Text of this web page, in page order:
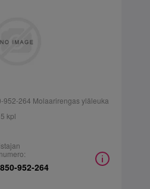
264 Molaarirengas yläleuka
kpl
952-264